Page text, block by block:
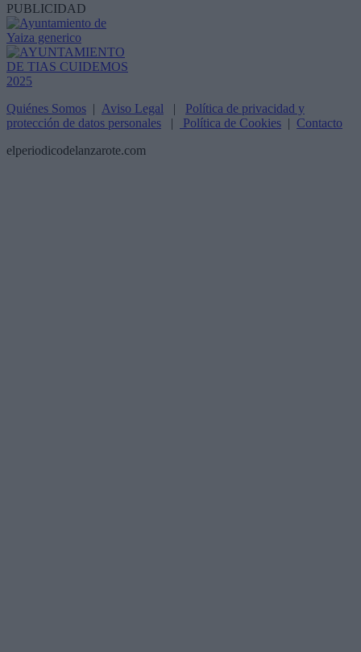
PUBLICIDAD
Quiénes Somos | Aviso Legal | Política de privacidad y
protección de datos personales | Política de Cookies | Contacto
elperiodicodelanzarote.com